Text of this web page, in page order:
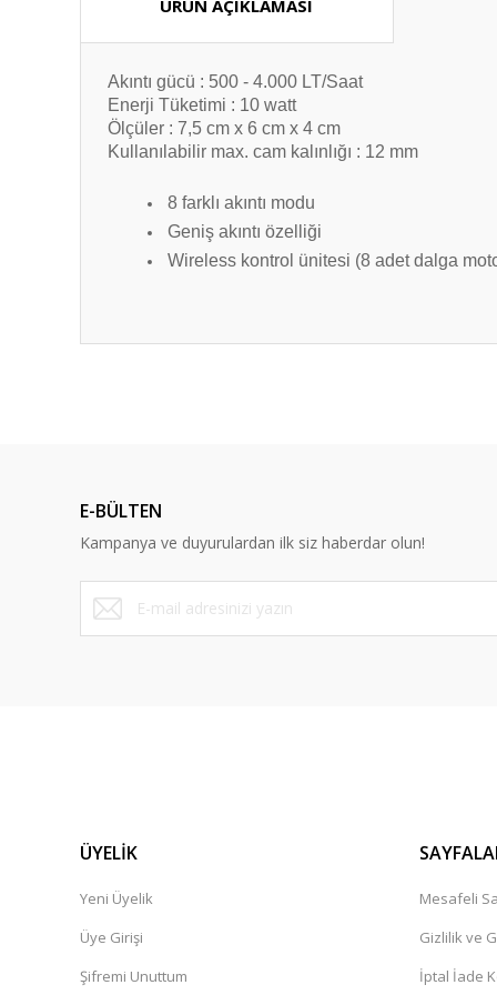
ÜRÜN AÇIKLAMASI
Akıntı gücü : 500 - 4.000 LT/Saat
Enerji Tüketimi : 10 watt
Ölçüler : 7,5 cm x 6 cm x 4 cm
Kullanılabilir max. cam kalınlığı : 12 mm
8 farklı akıntı modu
Geniş akıntı özelliği
Wireless kontrol ünitesi (8 adet dalga
Ürün bilgilerinde hatalar bulunuyor.
Ürün fiyatı diğer sitelerden daha pahalı.
Bu ürüne benzer farklı alternatifler olmalı.
E-BÜLTEN
Kampanya ve duyurulardan ilk siz haberdar olun!
ÜYELİK
Yeni Üyelik
Üye Girişi
Şifremi Unuttum
Mesafeli
Gizlilik ve
İptal İade